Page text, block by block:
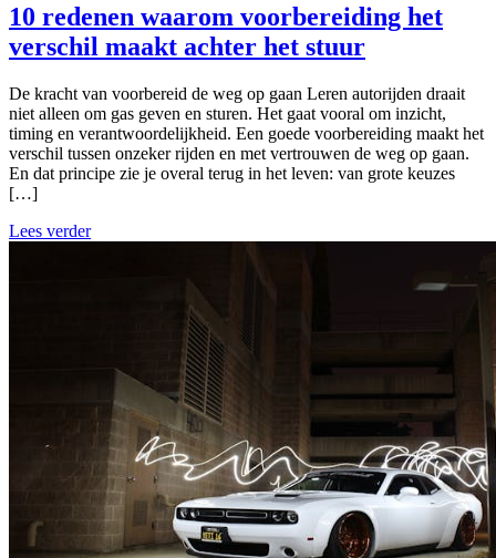
10 redenen waarom voorbereiding het
verschil maakt achter het stuur
De kracht van voorbereid de weg op gaan Leren autorijden draait
niet alleen om gas geven en sturen. Het gaat vooral om inzicht,
timing en verantwoordelijkheid. Een goede voorbereiding maakt het
verschil tussen onzeker rijden en met vertrouwen de weg op gaan.
En dat principe zie je overal terug in het leven: van grote keuzes
[…]
Lees verder